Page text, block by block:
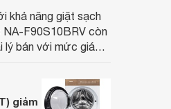
khả năng giặt sạch
NA-F90S10BRV còn
lý bán với mức giá
tìm kiếm một mẫu
giảm